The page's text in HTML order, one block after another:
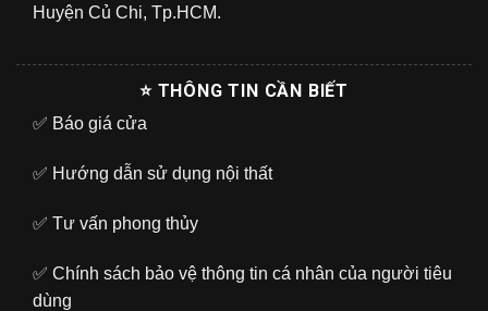
Huyện Củ Chi, Tp.HCM.
⭐ THÔNG TIN CẦN BIẾT
✅ Báo giá cửa
✅ Hướng dẫn sử dụng nội thất
✅ Tư vấn phong thủy
✅ Chính sách bảo vệ thông tin cá nhân của người tiêu
dùng